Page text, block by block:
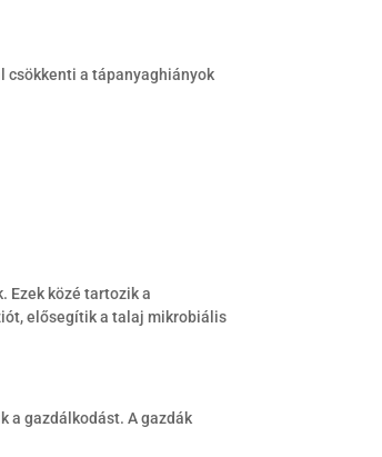
csökkenti a tápanyaghiányok
Ezek közé tartozik a
elősegítik a talaj mikrobiális
a gazdálkodást. A gazdák